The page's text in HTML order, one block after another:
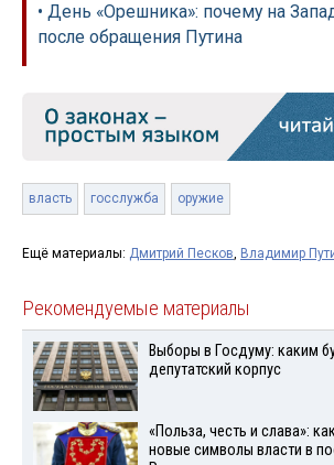
• День «Орешника»: почему на
после обращения Путина
власть госслужба оружие
Ещё материалы: Дмитрий Песков, Владимир
Рекомендуемые материалы
Выборы в Госдуму: каким
депутатский корпус
«Польза, честь и слава»:
новые символы власти в